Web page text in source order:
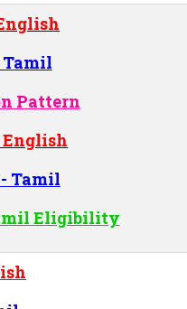
Pattern
English
Tamil
Eligibility